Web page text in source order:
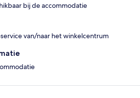
bij de accommodatie
van/naar het winkelcentrum